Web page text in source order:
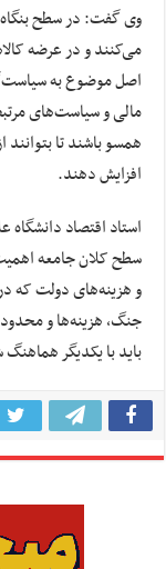
وی گفت: در سطح
می‌کنند و در عرضه
اصل موضوع به
مالی و سیاست‌های
همسو باشند تا
افزایش دهند.
استاد اقتصاد
سطح کلان جامعه اهمیت
و هزینه‌های دولت که
جنگ، هزینه‌ها و
باید با یکدیگر